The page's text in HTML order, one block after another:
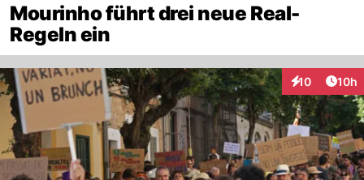
Mourinho führt drei neue Real-
Regeln ein
10
Interaktionen
10h